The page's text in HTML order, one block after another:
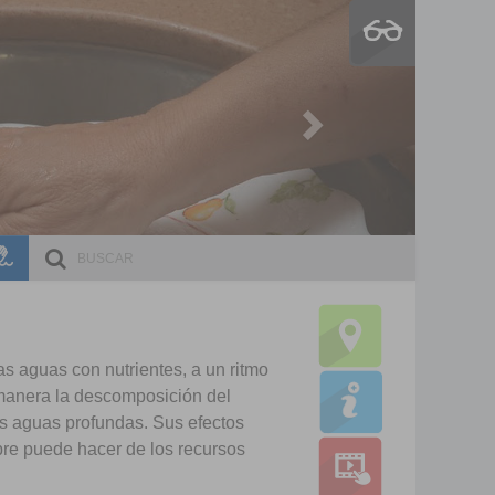
aguas con nutrientes, a un ritmo
la descomposición del
aguas profundas. Sus efectos
puede hacer de los recursos